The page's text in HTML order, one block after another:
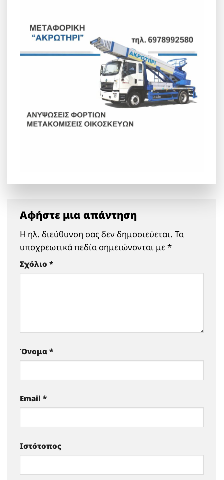
Αφήστε μια απάντηση
Η ηλ. διεύθυνση σας δεν δημοσιεύεται. Τα
υποχρεωτικά πεδία σημειώνονται με*
Σχόλιο *
Όνομα *
Email *
Ιστότοπος